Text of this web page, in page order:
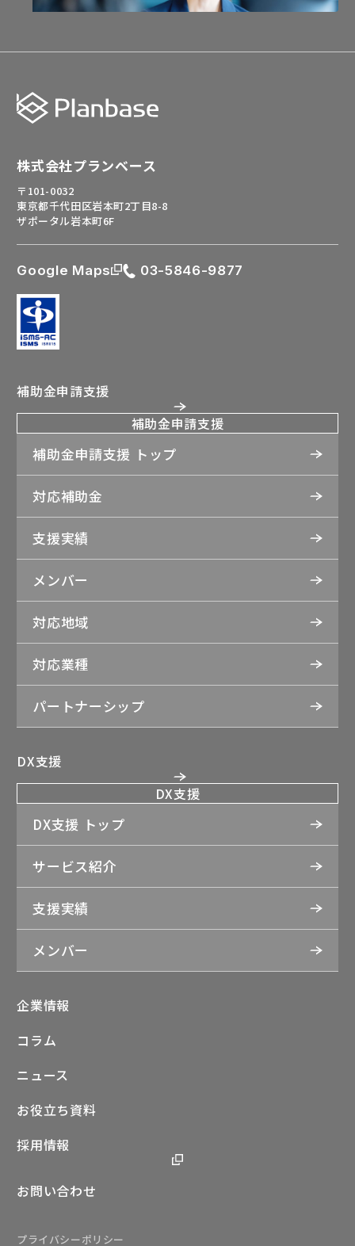
株式会社プランベース
〒101-0032
東京都千代田区岩本町2丁目8-8
ザポータル岩本町6F
Google Maps 03-5846-9877
補助金申請支援
補助金申請支援
補助金申請支援 トップ
対応補助金
支援実績
メンバー
対応地域
対応業種
パートナーシップ
DX支援
DX支援
DX支援 トップ
サービス紹介
支援実績
メンバー
企業情報
コラム
ニュース
お役立ち資料
採用情報
お問い合わせ
プライバシーポリシー